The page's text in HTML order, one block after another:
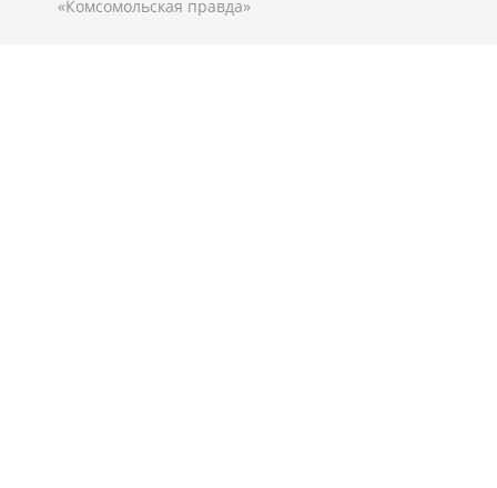
«Комсомольская правда»